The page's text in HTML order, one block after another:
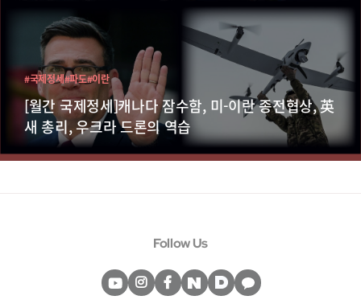
[월간 국제정세]캐나다 잠수함, 미-이란 종전협상, 英
새 총리, 우크라 드론의 역습
#국제정세#파도#이란
Follow Us